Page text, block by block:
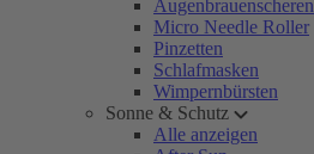
Augenbrauenscheren
Micro Needle Roller
Pinzetten
Schlafmasken
Wimpernbürsten
Sonne & Schutz
Alle anzeigen